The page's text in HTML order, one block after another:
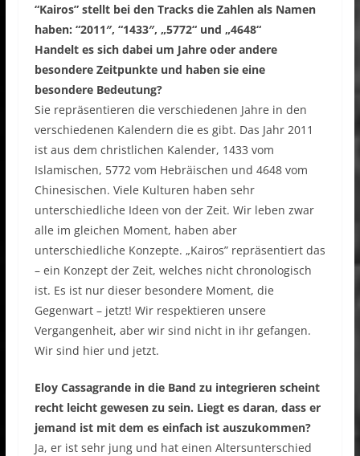
“Kairos” stellt bei den Tracks die Zahlen als Namen
haben: “2011″, “1433″, „5772“ und „4648“
Handelt es sich dabei um Jahre oder andere
besondere Zeitpunkte und haben sie eine
besondere Bedeutung?
Sie repräsentieren die verschiedenen Jahre in den
verschiedenen Kalendern die es gibt. Das Jahr 2011
ist aus dem christlichen Kalender, 1433 vom
Islamischen, 5772 vom Hebräischen und 4648 vom
Chinesischen. Viele Kulturen haben sehr
unterschiedliche Ideen von der Zeit. Wir leben zwar
alle im gleichen Moment, haben aber
unterschiedliche Konzepte. „Kairos” repräsentiert das
– ein Konzept der Zeit, welches nicht chronologisch
ist. Es ist nur dieser besondere Moment, die
Gegenwart – jetzt! Wir respektieren unsere
Vergangenheit, aber wir sind nicht in ihr gefangen.
Wir sind hier und jetzt.
Eloy Cassagrande in die Band zu integrieren scheint
recht leicht gewesen zu sein. Liegt es daran, dass er
jemand ist mit dem es einfach ist auszukommen?
Ja, er ist sehr jung und hat einen Altersunterschied